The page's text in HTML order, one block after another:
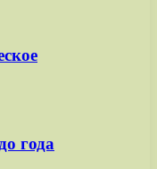
года